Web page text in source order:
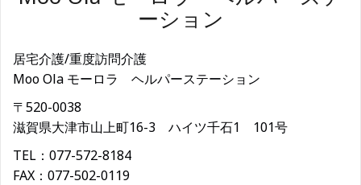
ーション
居宅介護/重度訪問介護
Moo Ola モーロラ ヘルパーステーション
〒520-0038
滋賀県大津市山上町16-3 ハイツ千石1 101号
TEL：077-572-8184
FAX：077-502-0119